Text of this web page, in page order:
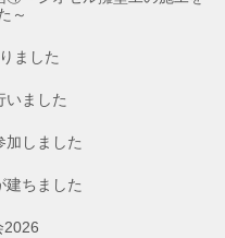
～
ました
いました
加しました
建ちました
2026